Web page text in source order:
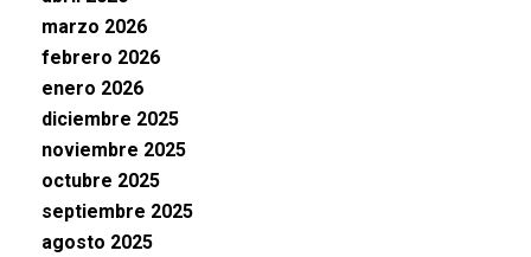
marzo 2026
febrero 2026
enero 2026
diciembre 2025
noviembre 2025
octubre 2025
septiembre 2025
agosto 2025